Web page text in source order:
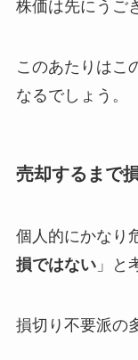
株価は先にうご
このあたりはこ
なるでしょう。
売却するまで
個人的にかなり
損ではない」と
損切り不要派の